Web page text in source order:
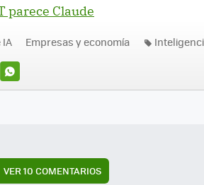
parece Claude
WHATSAPP
IA Empresas y economía
VER10 COMENTARIOS